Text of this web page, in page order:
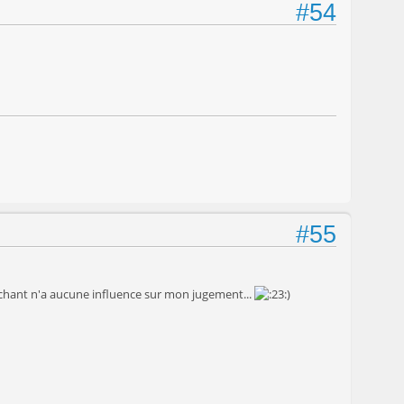
#54
#55
n'a aucune influence sur mon jugement... )